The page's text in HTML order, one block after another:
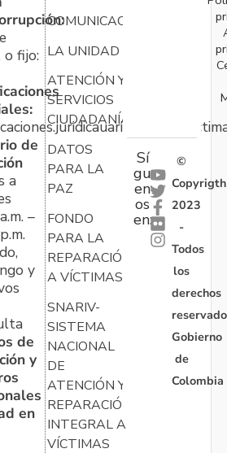
o fijo:
de
a
–
y
de
y
en
COMUNICACIONES
LA UNIDAD
ATENCIÓN Y
SERVICIOS
CIUDADANÍA
DATOS
PARA LA
PAZ
FONDO
PARA LA
REPARACIÓN
A VÍCTIMAS
SNARIV-
SISTEMA
NACIONAL
DE
ATENCIÓN Y
REPARACIÓN
INTEGRAL A
VÍCTIMAS
Sí
gu
en
os
en:
©
Copyrigth
2023
-
Todos
los
derechos
Gobierno
de
Colombia